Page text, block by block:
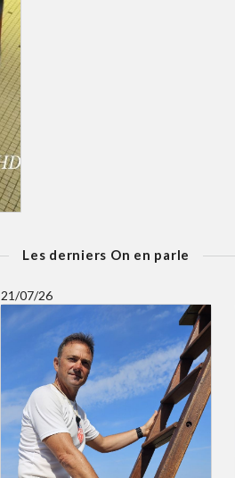
Les derniers On en parle
21/07/26